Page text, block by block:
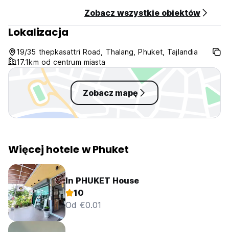
Zobacz wszystkie obiektów
Lokalizacja
19/35 thepkasattri Road, Thalang, Phuket, Tajlandia
17.1km od centrum miasta
Zobacz mapę
Więcej hotele w Phuket
In PHUKET House
10
Od €0.01